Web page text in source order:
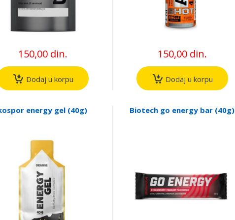
150,00 din.
Dodaj u korpu
150,00 din.
Dodaj u korpu
energy gel (40g) Biotech go energy bar (40g)